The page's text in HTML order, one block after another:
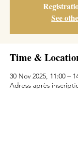
See
Time &
30 Nov 2025, 11:00 –
Adress après